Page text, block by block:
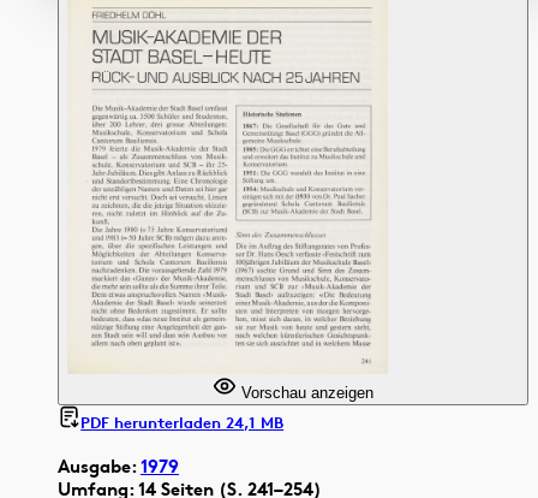
Ausgabe:1979
Umfang: 14 Seiten (S. 241–254)
Vorschau anzeigen
PDF herunterladen 24,1 MB